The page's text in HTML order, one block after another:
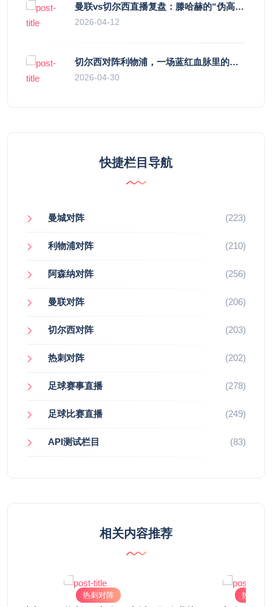
曼联vs切尔西直播复盘：滕哈赫的“伪高位”与波切蒂诺的“无锋阵”，谁更拧巴？
2026-04-12
切尔西对阵利物浦，一场蓝红血脉里的恩怨与忠诚
2026-04-30
快捷栏目导航
曼城对阵 (223)
利物浦对阵 (210)
阿森纳对阵 (256)
曼联对阵 (206)
切尔西对阵 (203)
热刺对阵 (202)
足球赛事直播 (278)
足球比赛直播 (249)
API测试栏目 (83)
相关内容推荐
热刺对阵 热刺对